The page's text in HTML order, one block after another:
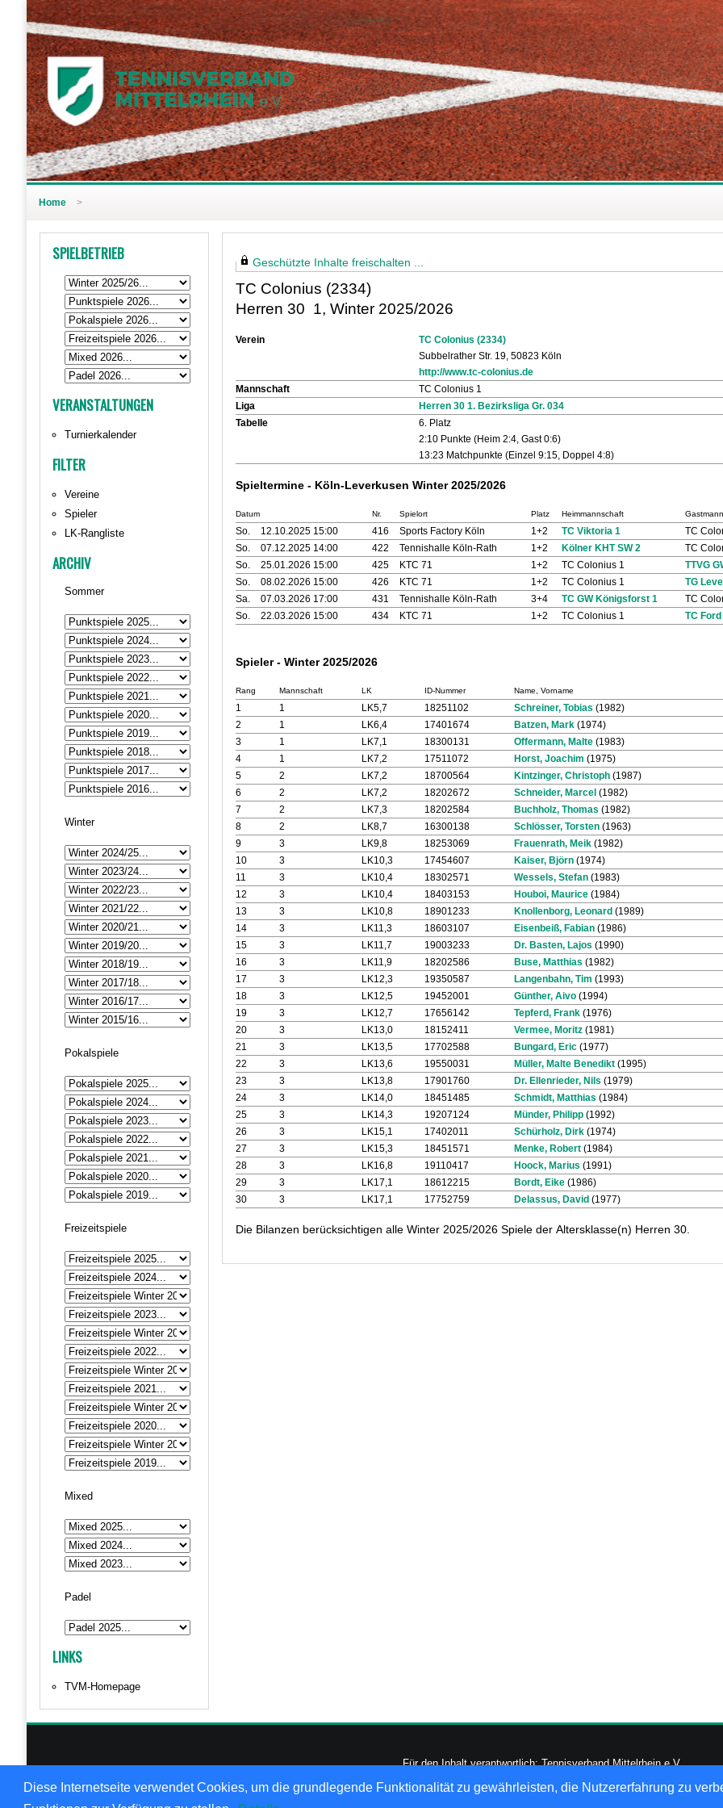
Diese Internetseite verwendet Cookies, um die grundlegende Funktionalität zu gewährleisten, die Nutzererfahrung zu
Home >
SPIELBETRIEB
VERANSTALTUNGEN
Turnierkalender
FILTER
Vereine
Spieler
LK-Rangliste
ARCHIV
Sommer
Winter
Pokalspiele
Freizeitspiele
Mixed
Padel
LINKS
TVM-Homepage
Geschützte Inhalte freischalten ...
TC Colonius (2334)
Herren 30 1, Winter 2025/2026
Verein
TC Colonius (2334)
Subbelrather Str. 19, 50823 Köln
http://www.tc-colonius.de
Mannschaft
TC Colonius 1
Liga
Herren 30 1. Bezirksliga Gr. 034
Tabelle
6. Platz
2:10 Punkte (Heim 2:4, Gast 0:6)
13:23 Matchpunkte (Einzel 9:15, Doppel 4:8)
Spieltermine - Köln-Leverkusen Winter 2025/2026
Datum Nr. Spielort Platz Heimmannschaft
So. 12.10.2025 15:00 416 Sports Factory Köln 1+2 TC Viktoria 1 TC
So.
07.12.2025 14:00 422 Tennishalle Köln-Rath 1+2 Kölner KHT SW 2 TC
So.
25.01.2026 15:00 425 KTC 71 1+2 TC Colonius 1 TTVG
So.
08.02.2026 15:00 426 KTC 71 1+2 TC Colonius 1 TG
Sa.
07.03.2026 17:00 431 Tennishalle Köln-Rath 3+4 TC GW Königsforst 1 TC
So.
22.03.2026 15:00 434 KTC 71 1+2 TC Colonius 1 TC
Spieler - Winter 2025/2026
Rang Mannschaft LK ID-Nummer Name, Vorname
1 1 LK5,7 18251102 Schreiner, Tobias (1982)
2
1 LK6,4 17401674 Batzen, Mark (1974)
3
1 LK7,1 18300131 Offermann, Malte (1983)
4
1 LK7,2 17511072 Horst, Joachim (1975)
5
2 LK7,2 18700564 Kintzinger, Christoph (1987)
6
2 LK7,2 18202672 Schneider, Marcel (1982)
7
2 LK7,3 18202584 Buchholz, Thomas (1982)
8
2 LK8,7 16300138 Schlösser, Torsten (1963)
9
3 LK9,8 18253069 Frauenrath, Meik (1982)
10
3 LK10,3 17454607 Kaiser, Björn (1974)
11
3 LK10,4 18302571 Wessels, Stefan (1983)
12
3 LK10,4 18403153 Houboi, Maurice (1984)
13
3 LK10,8 18901233 Knollenborg, Leonard (1989)
14
3 LK11,3 18603107 Eisenbeiß, Fabian (1986)
15
3 LK11,7 19003233 Dr. Basten, Lajos (1990)
16
3 LK11,9 18202586 Buse, Matthias (1982)
17
3 LK12,3 19350587 Langenbahn, Tim (1993)
18
3 LK12,5 19452001 Günther, Aivo (1994)
19
3 LK12,7 17656142 Tepferd, Frank (1976)
20
3 LK13,0 18152411 Vermee, Moritz (1981)
21
3 LK13,5 17702588 Bungard, Eric (1977)
22
3 LK13,6 19550031 Müller, Malte Benedikt (1995)
23
3 LK13,8 17901760 Dr. Ellenrieder, Nils (1979)
24
3 LK14,0 18451485 Schmidt, Matthias (1984)
25
3 LK14,3 19207124 Münder, Philipp (1992)
26
3 LK15,1 17402011 Schürholz, Dirk (1974)
27
3 LK15,3 18451571 Menke, Robert (1984)
28
3 LK16,8 19110417 Hoock, Marius (1991)
29
3 LK17,1 18612215 Bordt, Eike (1986)
30
3 LK17,1 17752759 Delassus, David (1977)
Die Bilanzen berücksichtigen alle Winter 2025/2026 Spiele der Altersklasse(n) Herren 30.
Für den Inhalt verantwortlich: Tennisverband Mittelrhein e.V.
© 1999-2026
nu Datenautomaten GmbH - Automatisierte internetgestützte
Datenschutz